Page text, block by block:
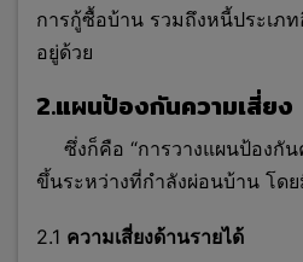
การกู้ซื้อบ้าน รวมถึงหนี้ประเภ
อยู่ด้วย
2.แผนป้องกันความเสี่ยง
ซึ่งก็คือ “การวางแผนป้องกัน
ขึ้นระหว่างที่กำลังผ่อนบ้าน โด
2.1 ความเสี่ยงด้านรายได้